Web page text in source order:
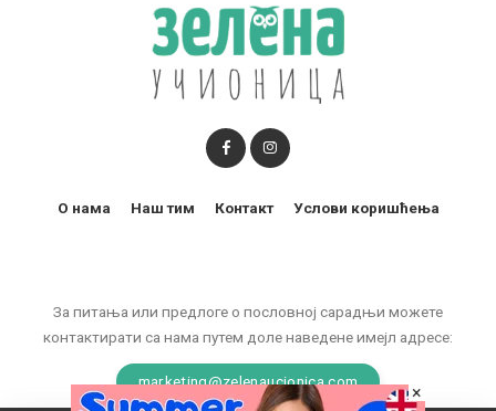
За питања или предлоге о пословној сарадњи можете
контактирати са нама путем доле наведене имејл адресе:
marketing@zelenaucionica.com
О нама Наш тим Контакт Услови коришћења
×